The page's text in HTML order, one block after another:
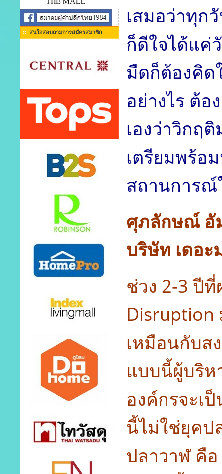
สนใจสอบถามการสมัครสมาชิก
เสมอว่าทุก
ก็ดีใจได้แค่
มืดก็ต้องคิด
อย่างไร ต้อ
เองว่าวิกฤ
เตรียมพร้อ
สถานการณ์
ศุภลักษณ์ อั
บริษัท เดอ
ช่วง 2-3 ปีที่
เหมือนกับส
แบบนี้ผู้บริห
องค์กรจะเ
นี้ไม่ใช่ยุคป
ปลาวาฬ คื